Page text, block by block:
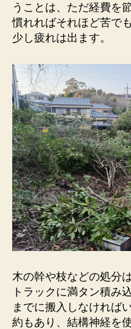
うことは、ただ経費を
慣れればそれほど苦で
少し疲れは出ます。
木の幹や枝などの処分
トラックに満タン積み
までに搬入しなければ
約もあり、結構神経を